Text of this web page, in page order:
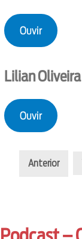
Ouvir
Lilian Oliveira
Ouvir
Anterior